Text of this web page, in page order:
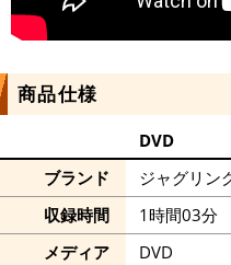
商品仕様
DVD
ブランド
ジャグリン
収録時間
1時間03分
メディア
DVD